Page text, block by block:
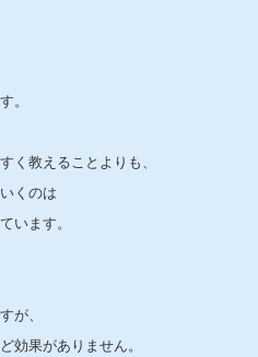
。
く教えることよりも、
くのは
います。
が、
効果がありません。